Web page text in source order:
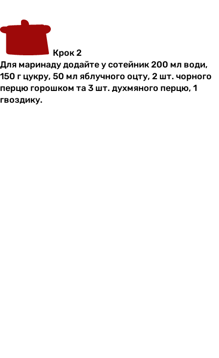
Крок 2
Для маринаду додайте у сотейник 200 мл води,
150 г цукру, 50 мл яблучного оцту, 2 шт. чорного
перцю горошком та 3 шт. духмяного перцю, 1
гвоздику.